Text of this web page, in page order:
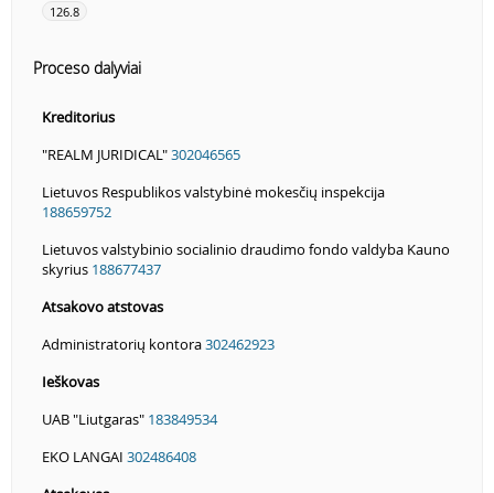
126.8
Proceso dalyviai
Kreditorius
"REALM JURIDICAL"302046565
Lietuvos Respublikos valstybinė mokesčių inspekcija
188659752
Lietuvos valstybinio socialinio draudimo fondo valdyba Kauno
skyrius 188677437
Atsakovo atstovas
Administratorių kontora302462923
Ieškovas
UAB "Liutgaras" 183849534
EKO LANGAI 302486408